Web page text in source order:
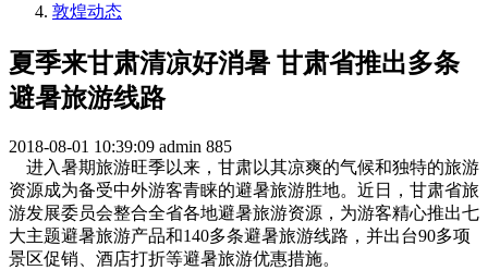
敦煌动态
夏季来甘肃清凉好消暑 甘肃省推出多条
避暑旅游线路
2018-08-01 10:39:09 admin 885
进入暑期旅游旺季以来，甘肃以其凉爽的气候和独特的旅游
资源成为备受中外游客青睐的避暑旅游胜地。近日，甘肃省旅
游发展委员会整合全省各地避暑旅游资源，为游客精心推出七
大主题避暑旅游产品和140多条避暑旅游线路，并出台90多项
景区促销、酒店打折等避暑旅游优惠措施。